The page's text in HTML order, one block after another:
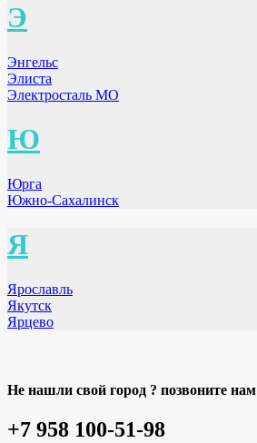
Э
Энгельс
Элиста
Электросталь МО
Ю
Юрга
Южно-Сахалинск
Я
Ярославль
Якутск
Ярцево
Не нашли свой город ? позвоните нам
+7 958 100-51-98